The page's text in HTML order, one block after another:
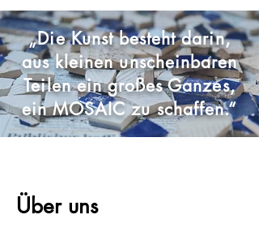
„Die Kunst besteht darin,
aus kleinen unscheinbaren
Teilen ein großes Ganzes,
ein MOSAIC zu schaffen.“
Über uns